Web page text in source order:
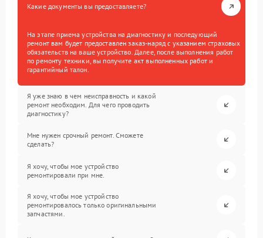
Какие документы вы предоставляете?
На этапе приема устройства на диагностику и последующий
ремонт вам будет предоставлен заказ-наряд с указанием страховых
обязательств на ваше устройство. Далее, после выполнения работ
по ремонту техники, вы получите акт выполненных работ и
гарантийный талон.
Я уже знаю в чем неисправность и какой
ремонт необходим. Для чего проводить
диагностику?
Мне нужен срочный ремонт. Сможете
сделать?
Я хочу, чтобы мое устройство
ремонтировали при мне.
Я хочу, чтобы мое устройство
ремонтировалось только оригинальными
запчастями.